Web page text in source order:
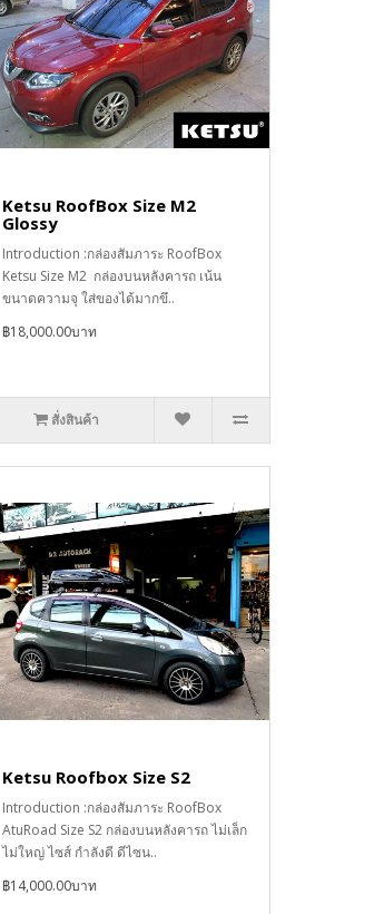
Ketsu RoofBox Size M2
Glossy
Introduction :กล่องสัมภาระ RoofBox
Ketsu Size M2 กล่องบนหลังคารถ เน้น
ขนาดความจุ ใส่ของได้มากขึ..
฿18,000.00บาท
สั่งสินค้า
Ketsu Roofbox Size S2
Introduction :กล่องสัมภาระ RoofBox
AtuRoad Size S2 กล่องบนหลังคารถ ไม่เล็ก
ไม่ใหญ่ ไซส์ กำลังดี ดีไซน..
฿14,000.00บาท